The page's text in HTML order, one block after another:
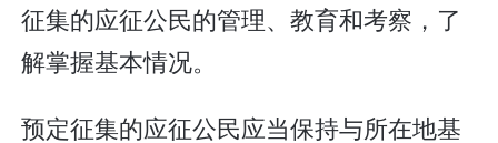
征集的应征公民的管理、教育和考察，了
解掌握基本情况。
预定征集的应征公民应当保持与所在地基